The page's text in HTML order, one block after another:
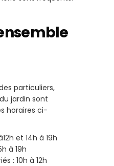
particuliers,
jardin sont
horaires ci-
et 14h à 19h
à 19h
: 10h à 12h